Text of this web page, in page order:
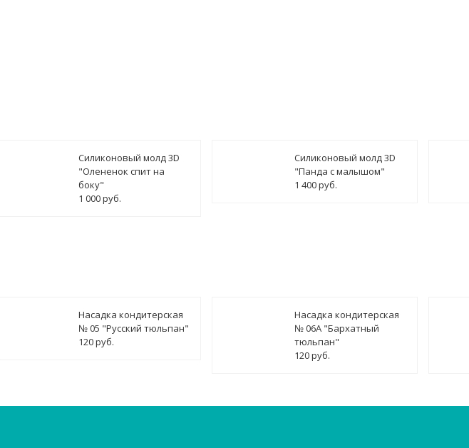
Силиконовый молд 3D
"Олененок спит на
боку"
1 000 руб.
Силиконовый молд 3D
"Панда с малышом"
1 400 руб.
Насадка кондитерская
№ 05 "Русский тюльпан"
120 руб.
Насадка кондитерская
№ 06А "Бархатный
тюльпан"
120 руб.